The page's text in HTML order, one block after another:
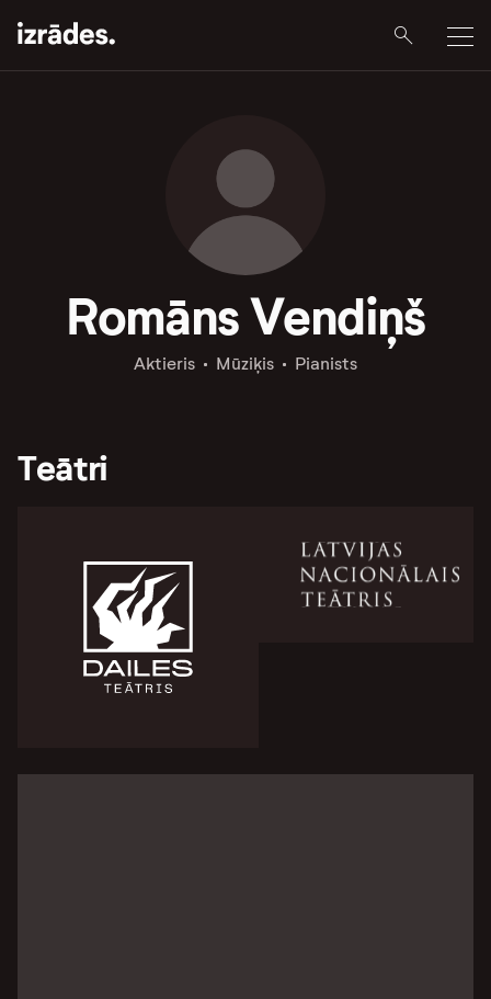
Romāns Vendiņš
Aktieris Mūziķis Pianists
Teātri